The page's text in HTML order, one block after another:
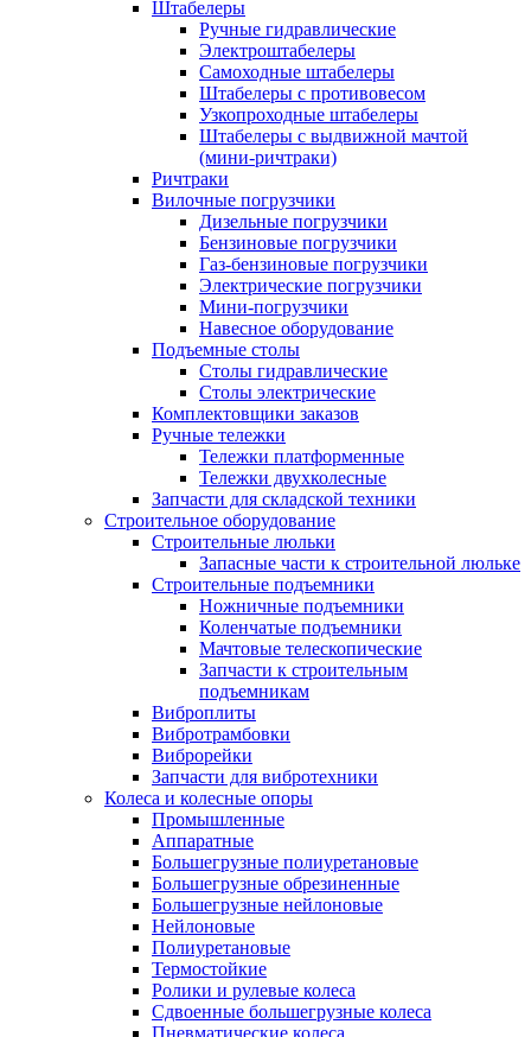
Штабелеры
Ручные гидравлические
Электроштабелеры
Самоходные штабелеры
Штабелеры с противовесом
Узкопроходные штабелеры
Штабелеры с выдвижной мачтой
(мини-ричтраки)
Ричтраки
Вилочные погрузчики
Дизельные погрузчики
Бензиновые погрузчики
Газ-бензиновые погрузчики
Электрические погрузчики
Мини-погрузчики
Навесное оборудование
Подъемные столы
Столы гидравлические
Столы электрические
Комплектовщики заказов
Ручные тележки
Тележки платформенные
Тележки двухколесные
Запчасти для складской техники
Строительное оборудование
Строительные люльки
Запасные части к строительной люльке
Строительные подъемники
Ножничные подъемники
Коленчатые подъемники
Мачтовые телескопические
Запчасти к строительным
подъемникам
Виброплиты
Вибротрамбовки
Виброрейки
Запчасти для вибротехники
Колеса и колесные опоры
Промышленные
Аппаратные
Большегрузные полиуретановые
Большегрузные обрезиненные
Большегрузные нейлоновые
Нейлоновые
Полиуретановые
Термостойкие
Ролики и рулевые колеса
Сдвоенные большегрузные колеса
Пневматические колеса